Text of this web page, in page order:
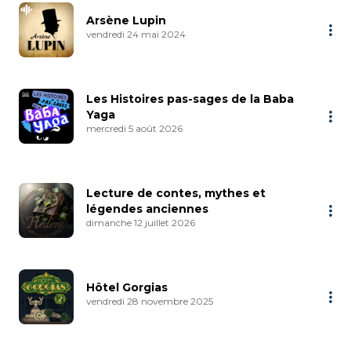
Arsène Lupin
vendredi 24 mai 2024
Les Histoires pas-sages de la Baba
Yaga
mercredi 5 août 2026
Lecture de contes, mythes et
légendes anciennes
dimanche 12 juillet 2026
Hôtel Gorgias
vendredi 28 novembre 2025